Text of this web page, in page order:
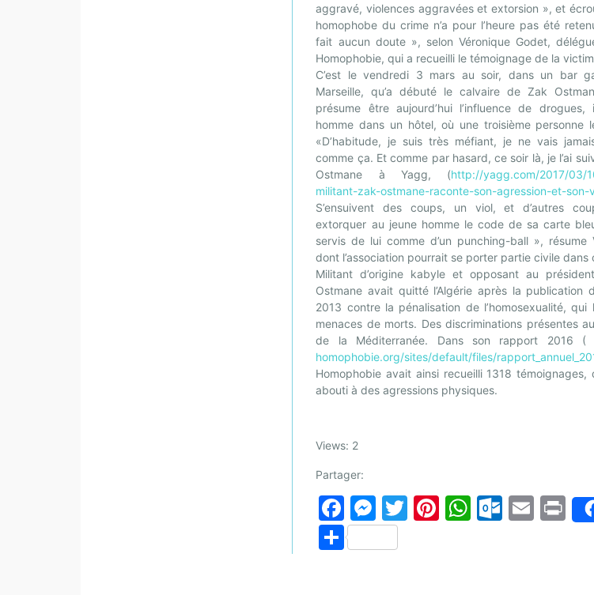
aggravé, violences aggravées et extorsion », et
homophobe du crime n’a pour l’heure pas été
fait aucun doute », selon Véronique Godet,
Homophobie, qui a recueilli le témoignage de la
C’est le vendredi 3 mars au soir, dans un bar
Marseille, qu’a débuté le calvaire de Zak
présume être aujourd’hui l’influence de
homme dans un hôtel, où une troisième personne
«D’habitude, je suis très méfiant, je ne vais
comme ça. Et comme par hasard, ce soir là, je l’ai
Ostmane à Yagg, (http://yagg.com/2017/03/
militant-zak-ostmane-raconte-son-agression-et-son-
S’ensuivent des coups, un viol, et d’autres
extorquer au jeune homme le code de sa carte
servis de lui comme d’un punching-ball », résume
dont l’association pourrait se porter partie civile dans
Militant d’origine kabyle et opposant au
Ostmane avait quitté l’Algérie après la publication
2013 contre la pénalisation de l’homosexualité,
menaces de morts. Des discriminations présentes
de la Méditerranée. Dans son rapport 2016 (
homophobie.org/sites/default/files/
Homophobie avait ainsi recueilli 1318 témoignages,
abouti à des agressions physiques.
Views: 2
Partager:
F
a
c
M
e
s
T
Pi W O
E
Pr
in
P